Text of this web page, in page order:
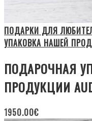
ПОДАРКИ ДЛЯ
УПАКОВКА НАШЕЙ
ПОДАРОЧНАЯ
ПРОДУКЦИИ
1950.00€